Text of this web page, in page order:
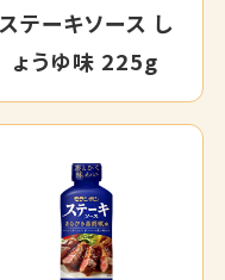
ステーキソース し
ょうゆ味 225g